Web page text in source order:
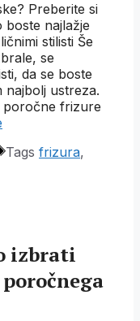
Preberite si
boste najlažje
stilisti Še
se
da se boste
najbolj ustreza.
poročne frizure
Tags frizura,
izbrati